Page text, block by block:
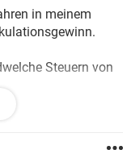
in meinem
Steuern von